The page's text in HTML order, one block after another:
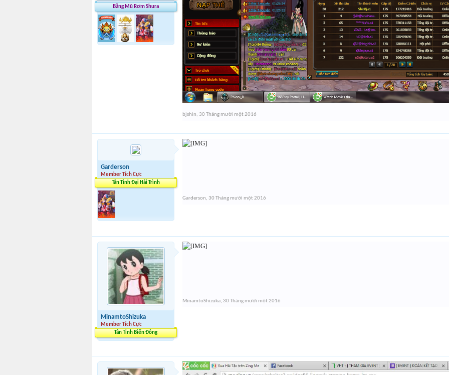
Băng Mũ Rơm Shura
bjshin, 30 Tháng mười một 2016
Garderson
Member Tích Cực
Tân Tinh Đại Hải Trình
Garderson, 30 Tháng mười một 2016
MinamtoShizuka
Member Tích Cực
Tân Tinh Biển Đông
MinamtoShizuka, 30 Tháng mười một 2016